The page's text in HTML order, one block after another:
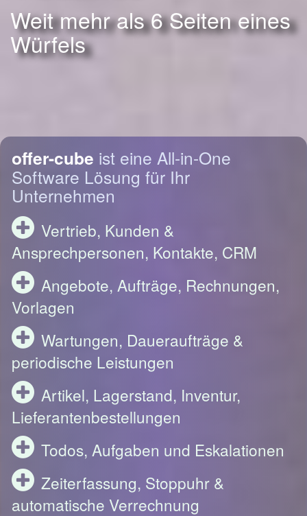
Weit mehr als 6 Seiten eines
Würfels
offer-cube ist eine All-in-One
Software Lösung für Ihr
Unternehmen
Vertrieb, Kunden &
Ansprechpersonen, Kontakte, CRM
Angebote, Aufträge, Rechnungen,
Vorlagen
Wartungen, Daueraufträge &
periodische Leistungen
Artikel, Lagerstand, Inventur,
Lieferantenbestellungen
Todos, Aufgaben und Eskalationen
Zeiterfassung, Stoppuhr &
automatische Verrechnung